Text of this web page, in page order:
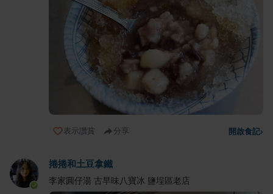
表示讚賞 分享 開啟食記›
捲捲和土豆拿鐵
李家圓仔湯 古早味八寶冰 鹽埕區老店